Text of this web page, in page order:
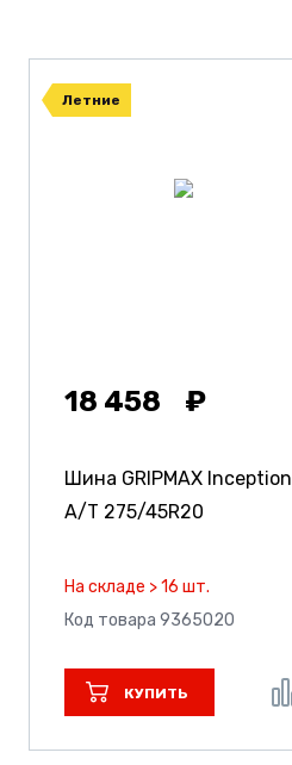
Летние
18 458
Шина GRIPMAX Inception
A/T 275/45R20
На складе > 16 шт.
Код товара 9365020
КУПИТЬ